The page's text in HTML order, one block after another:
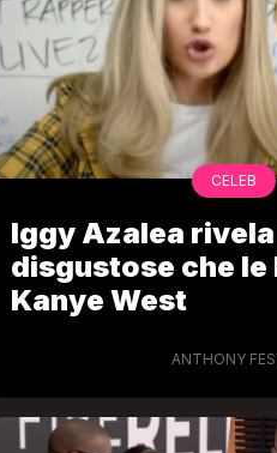
CELEB
Iggy Azalea
disgustose che le
Kanye West
ANTHONY